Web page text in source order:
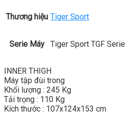
Thương hiệu Tiger Sport
Serie Máy Tiger Sport TGF Serie
INNER THIGH
Máy tập đùi trong
Khối lượng : 245 Kg
Tải trọng : 110 Kg
Kích thước : 107x124x153 cm